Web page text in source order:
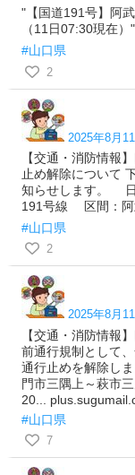
"【国道191号】阿
（11日07:30現在
#山口県
2
2025年8月
【交通・消防情報
止め解除について
知らせします。
191号線 区間：阿
#山口県
2
2025年8月
【交通・消防情報
前通行規制として
通行止めを解除し
門市三隅上～萩市
20...
#山口県
7